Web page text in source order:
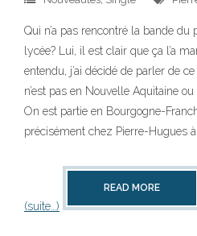
Qui n’a pas rencontré la bande du
lycée? Lui, il est clair que ça l’a
entendu, j’ai décidé de parler de
n’est pas en Nouvelle Aquitaine
On est partie en Bourgogne-
précisément chez Pierre-Hugues
(suite…)
READ MORE